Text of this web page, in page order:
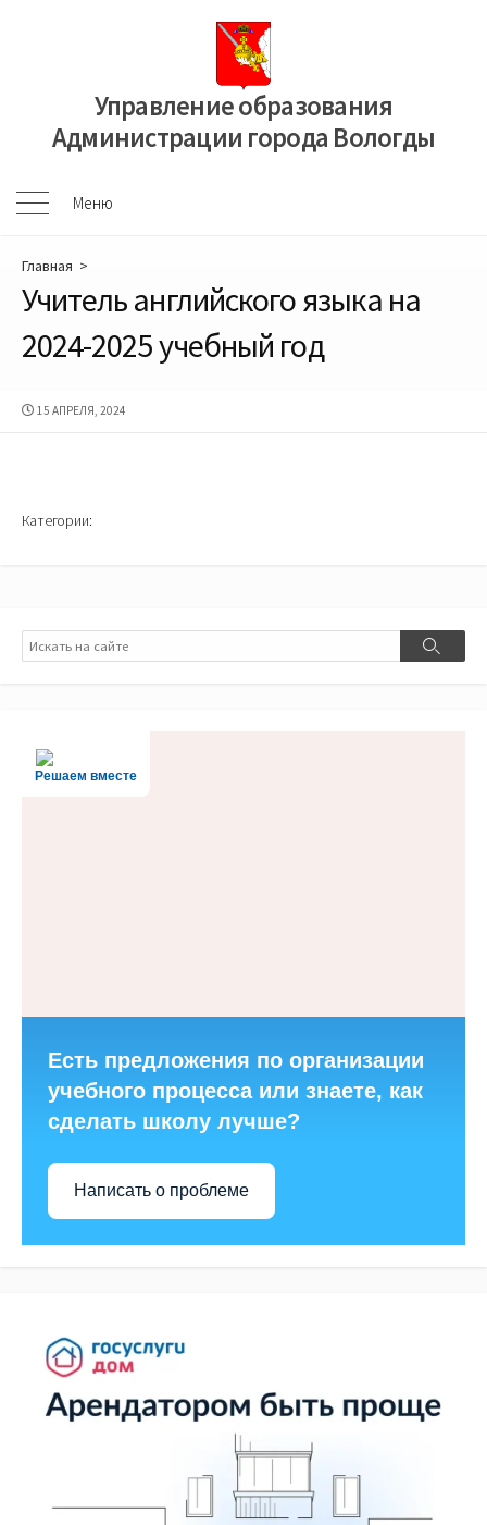
Управление образования
Администрации города Вологды
Меню
Меню
Главная >
Учитель английского языка на
2024-2025 учебный год
ДАТА
15 АПРЕЛЯ, 2024
Категории:
Поиск
Поиск
Решаем вместе
Есть предложения по организации
учебного процесса или знаете, как
сделать школу лучше?
Написать о проблеме